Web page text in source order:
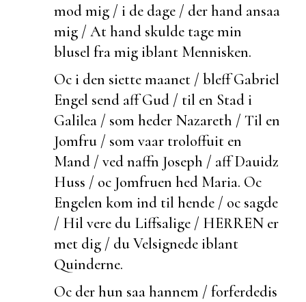
mod mig / i de dage / der hand ansaa
mig / At hand skulde tage min
blusel fra mig iblant Mennisken.
Oc i den siette maanet / bleff Gabriel
Engel send aff Gud / til en Stad i
Galilea / som heder Nazareth / Til en
Jomfru / som vaar troloffuit en
Mand / ved naffn Joseph / aff Dauidz
Huss / oc Jomfruen hed Maria. Oc
Engelen kom ind til hende / oc sagde
/ Hil vere du Liffsalige / HERREN er
met dig / du Velsignede iblant
Quinderne.
Oc der hun saa hannem / forferdedis